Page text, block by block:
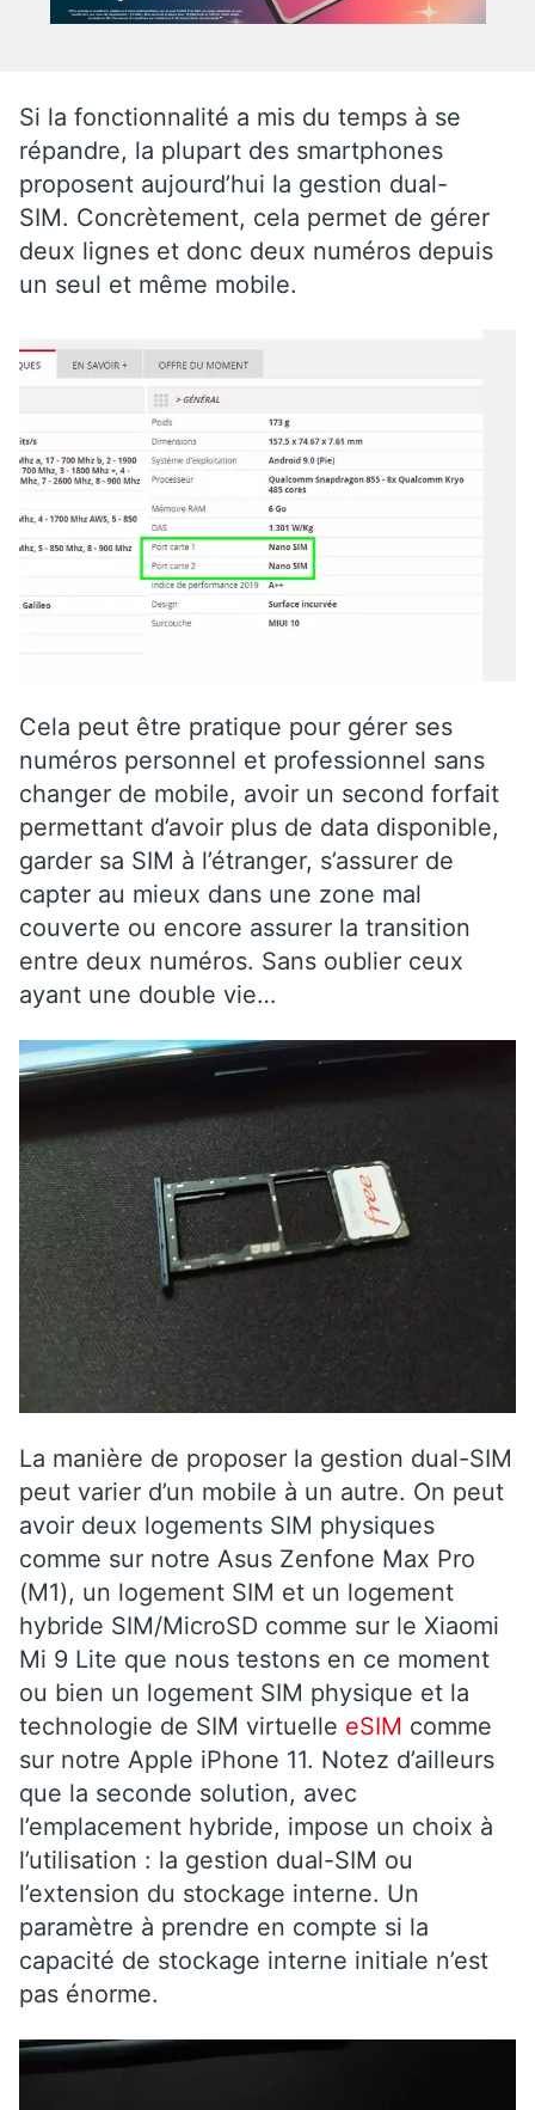
Si la fonctionnalité a mis du temps à se
répandre, la plupart des smartphones
proposent aujourd’hui la gestion dual-
SIM. Concrètement, cela permet de gérer
deux lignes et donc deux numéros depuis
un seul et même mobile.
Cela peut être pratique pour gérer ses
numéros personnel et professionnel sans
changer de mobile, avoir un second forfait
permettant d’avoir plus de data disponible,
garder sa SIM à l’étranger, s’assurer de
capter au mieux dans une zone mal
couverte ou encore assurer la transition
entre deux numéros. Sans oublier ceux
ayant une double vie…
La manière de proposer la gestion dual-SIM
peut varier d’un mobile à un autre. On peut
avoir deux logements SIM physiques
comme sur notre Asus Zenfone Max Pro
(M1), un logement SIM et un logement
hybride SIM/MicroSD comme sur le Xiaomi
Mi 9 Lite que nous testons en ce moment
ou bien un logement SIM physique et la
technologie de SIM virtuelle eSIM comme
sur notre Apple iPhone 11. Notez d’ailleurs
que la seconde solution, avec
l’emplacement hybride, impose un choix à
l’utilisation : la gestion dual-SIM ou
l’extension du stockage interne. Un
paramètre à prendre en compte si la
capacité de stockage interne initiale n’est
pas énorme.